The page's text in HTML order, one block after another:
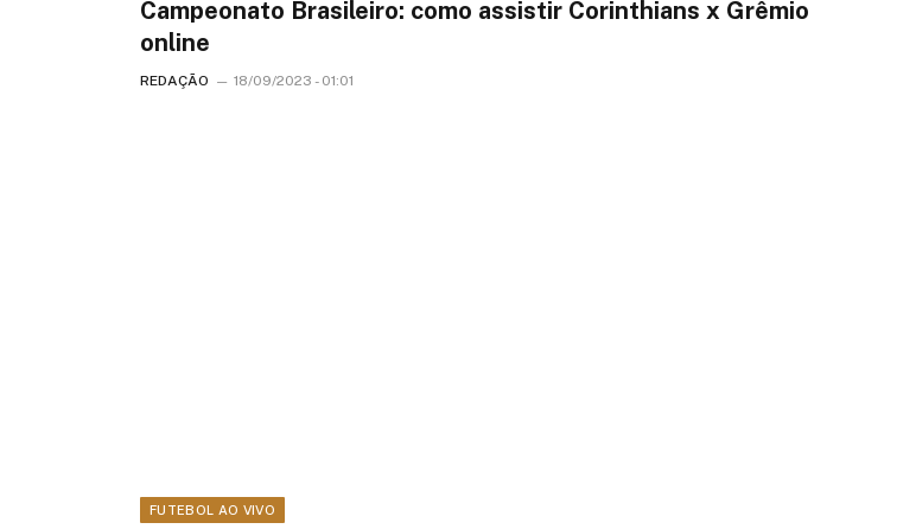
Campeonato Brasileiro: como assistir Corinthians x Grêmio
online
REDAÇÃO 18/09/2023 - 01:01
FUTEBOL AO VIVO